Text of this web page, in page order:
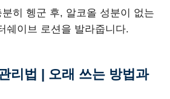
히 헹군 후, 알코올 성분이 없는
쉐이브 로션을 발라줍니다.
리법 | 오래 쓰는 방법과